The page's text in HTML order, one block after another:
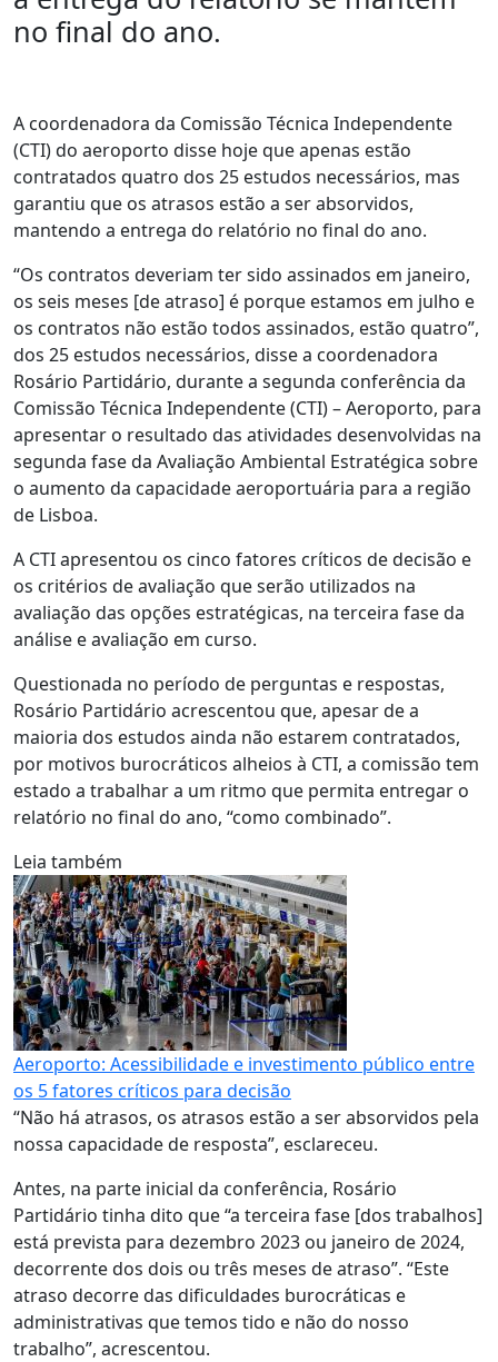
no final do ano.
A coordenadora da Comissão Técnica Independente
(CTI) do aeroporto disse hoje que apenas estão
contratados quatro dos 25 estudos necessários, mas
garantiu que os atrasos estão a ser absorvidos,
mantendo a entrega do relatório no final do ano.
“Os contratos deveriam ter sido assinados em janeiro,
os seis meses [de atraso] é porque estamos em julho e
os contratos não estão todos assinados, estão quatro”,
dos 25 estudos necessários, disse a coordenadora
Rosário Partidário, durante a segunda conferência da
Comissão Técnica Independente (CTI) – Aeroporto, para
apresentar o resultado das atividades desenvolvidas na
segunda fase da Avaliação Ambiental Estratégica sobre
o aumento da capacidade aeroportuária para a região
de Lisboa.
A CTI apresentou os cinco fatores críticos de decisão e
os critérios de avaliação que serão utilizados na
avaliação das opções estratégicas, na terceira fase da
análise e avaliação em curso.
Questionada no período de perguntas e respostas,
Rosário Partidário acrescentou que, apesar de a
maioria dos estudos ainda não estarem contratados,
por motivos burocráticos alheios à CTI, a comissão tem
estado a trabalhar a um ritmo que permita entregar o
relatório no final do ano, “como combinado”.
Leia também
Aeroporto: Acessibilidade e investimento público entre
os 5 fatores críticos para decisão
“Não há atrasos, os atrasos estão a ser absorvidos pela
nossa capacidade de resposta”, esclareceu.
Antes, na parte inicial da conferência, Rosário
Partidário tinha dito que “a terceira fase [dos trabalhos]
está prevista para dezembro 2023 ou janeiro de 2024,
decorrente dos dois ou três meses de atraso”. “Este
atraso decorre das dificuldades burocráticas e
administrativas que temos tido e não do nosso
trabalho”, acrescentou.